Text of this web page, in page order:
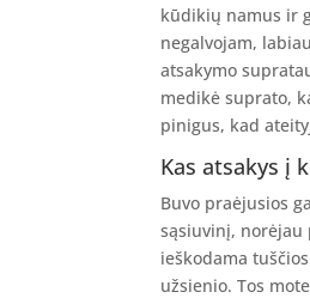
kūdikių namus ir
negalvojam,
atsakymo
medikė suprato,
pinigus, kad
Kas atsakys į
Buvo praėjusios
sąsiuvinį, norėjau
ieškodama
užsienio. Tos